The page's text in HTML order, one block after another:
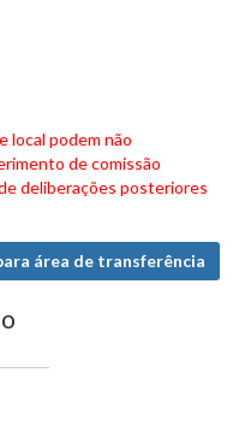
local podem não
de comissão
deliberações posteriores
área de transferência